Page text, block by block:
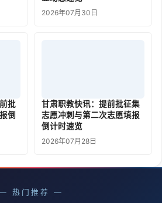
2026年07月30日
批
倒
甘肃职教快讯：提前批征集
志愿冲刺与第二次志愿填报
倒计时速览
2026年07月28日
热门推荐 —